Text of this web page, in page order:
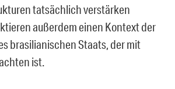
tatsächlich verstärken
außerdem einen Kontext der
brasilianischen Staats, der mit
ist.